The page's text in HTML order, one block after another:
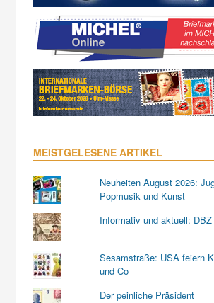
MEISTGELESENE ARTIKEL
Neuheiten August 2026:
Popmusik und Kunst
Informativ und aktuell:
Sesamstraße: USA feiern
und Co
Der peinliche Präsident